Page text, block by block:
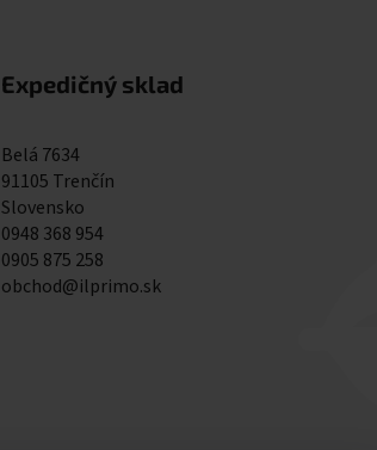
Expedičný sklad
Belá 7634
91105 Trenčín
Slovensko
0948 368 954
0905 875 258
obchod@ilprimo.sk